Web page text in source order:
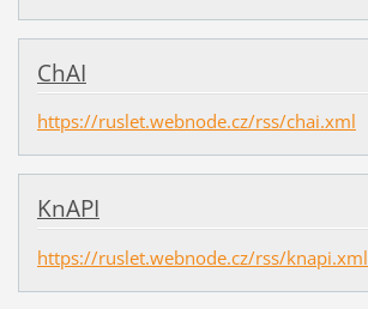
ChAI
https://ruslet.webnode.cz/rss/chai.xml
KnAPI
https://ruslet.webnode.cz/rss/knapi.xml